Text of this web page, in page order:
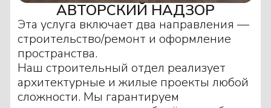
АВТОРСКИЙ НАДЗОР
Эта услуга включает два направления —
строительство/ремонт и оформление
пространства.
Наш строительный отдел реализует
архитектурные и жилые проекты любой
сложности. Мы гарантируем